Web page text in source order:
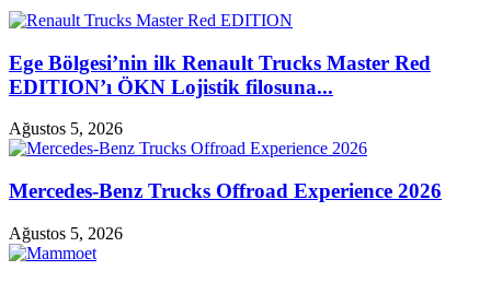
Ege Bölgesi’nin ilk Renault Trucks Master Red
EDITION’ı ÖKN Lojistik filosuna...
Ağustos 5, 2026
Mercedes-Benz Trucks Offroad Experience 2026
Ağustos 5, 2026